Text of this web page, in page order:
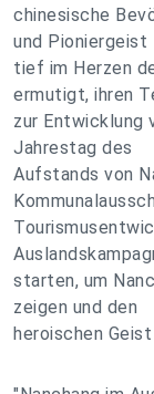
chinesische
und Pioniergeist
tief im Herzen
ermutigt, ihren
zur Entwicklung
Jahrestag des
Aufstands von
starten, um
zeigen und den
heroischen